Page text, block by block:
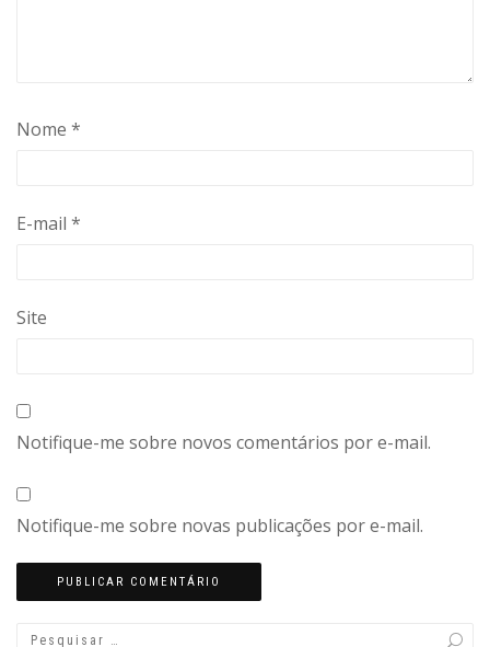
Nome *
E-mail *
Site
Notifique-me sobre novos comentários por e-mail.
Notifique-me sobre novas publicações por e-mail.